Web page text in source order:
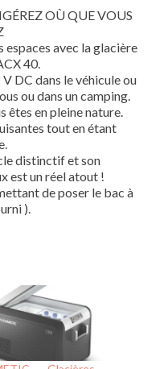
OÙ QUE VOUS
avec la glacière
40.
DC dans le véhicule ou
ou dans un camping.
êtes en pleine nature.
tout en étant
distinctif et son
est un réel atout !
de poser le bac à
).